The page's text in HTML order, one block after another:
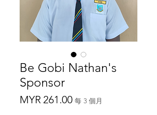
Be Gobi Nathan's
Sponsor
MYR 261.00價
每 3 個月